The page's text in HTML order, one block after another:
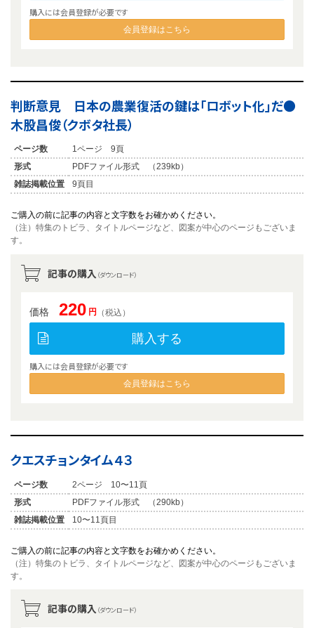
購入には会員登録が必要です
会員登録はこちら
判断意見 日本の農業復活の鍵は「ロボット化」だ●
木股昌俊（クボタ社長）
ページ数
1ページ 9頁
形式
PDFファイル形式 （239kb）
雑誌掲載位置
9頁目
ご購入の前に記事の内容と文字数をお確かめください。
（注）特集のトビラ、タイトルページなど、図案が中心のページもございま
す。
記事の購入 （ダウンロード）
価格 220 円 （税込）
購入する
購入には会員登録が必要です
会員登録はこちら
クエスチョンタイム４３
ページ数
2ページ 10〜11頁
形式
PDFファイル形式 （290kb）
雑誌掲載位置
10〜11頁目
ご購入の前に記事の内容と文字数をお確かめください。
（注）特集のトビラ、タイトルページなど、図案が中心のページもございま
す。
記事の購入 （ダウンロード）